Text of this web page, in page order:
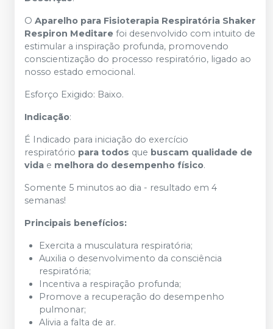
O Aparelho para Fisioterapia Respiratória Shaker
Respiron Meditare foi desenvolvido com intuito de
estimular a inspiração profunda, promovendo
conscientização do processo respiratório, ligado ao
nosso estado emocional.
Esforço Exigido: Baixo.
Indicação:
É Indicado para iniciação do exercício
respiratório para todos que buscam qualidade de
vida e melhora do desempenho físico.
Somente 5 minutos ao dia - resultado em 4
semanas!
Principais benefícios:
Exercita a musculatura respiratória;
Auxilia o desenvolvimento da consciência
respiratória;
Incentiva a respiração profunda;
Promove a recuperação do desempenho
pulmonar;
Alivia a falta de ar.